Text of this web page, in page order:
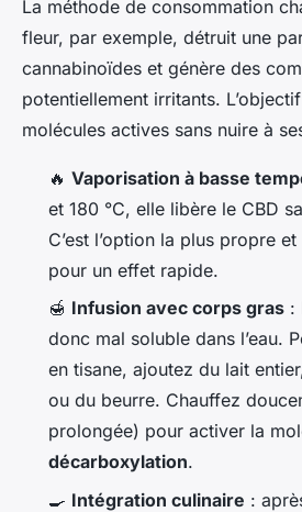
La méthode de consommation
fleur, par exemple, détruit une
cannabinoïdes et génère des
potentiellement irritants.
molécules actives sans nuire à
🔥 Vaporisation à basse
et 180 °C, elle libère le CBD
C’est l’option la plus propre
pour un effet rapide.
🍯 Infusion avec corps gras :
donc mal soluble dans l’eau.
en tisane, ajoutez du lait
ou du beurre. Chauffez
prolongée) pour activer la
décarboxylation.
🍳 Intégration culinaire :